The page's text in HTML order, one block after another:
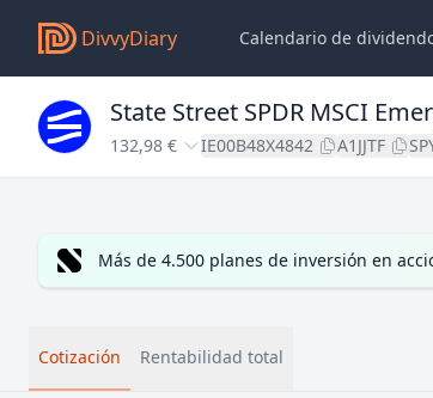
DivvyDiary Calendario de
State Street SPDR MSCI
132,98 € IE00B48X4842 A1JJTF
Más de 4.500 planes de inversión en
Cotización Rentabilidad total